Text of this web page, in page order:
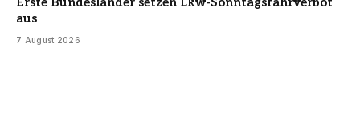
aus
7 August 2026